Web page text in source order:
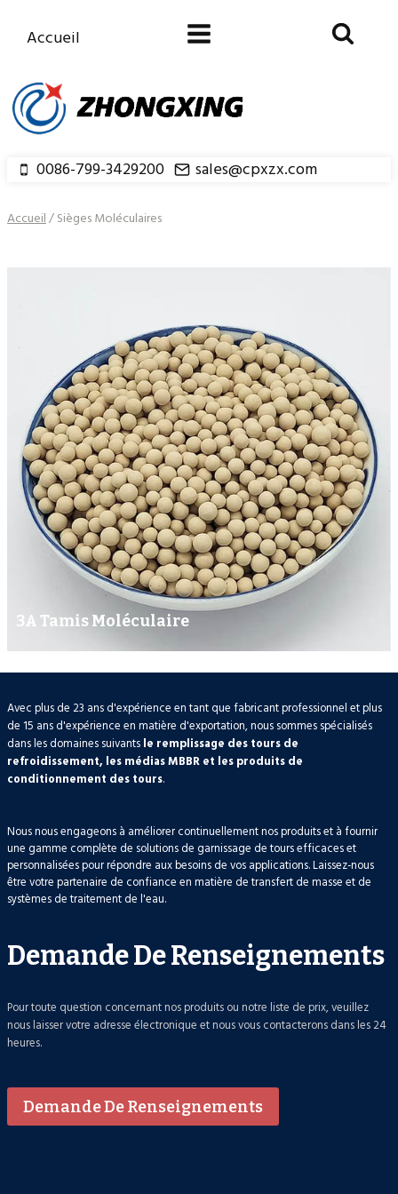
Accueil
0086-799-3429200 sales@cpxzx.com
Accueil/Sièges Moléculaires
3A Tamis Moléculaire
Avec plus de 23 ans d'expérience en tant que fabricant professionnel et plus
de 15 ans d'expérience en matière d'exportation, nous sommes spécialisés
dans les domaines suivants le remplissage des tours de
refroidissement, les médias MBBR et les produits de
conditionnement des tours.
Nous nous engageons à améliorer continuellement nos produits et à fournir
une gamme complète de solutions de garnissage de tours efficaces et
personnalisées pour répondre aux besoins de vos applications. Laissez-nous
être votre partenaire de confiance en matière de transfert de masse et de
systèmes de traitement de l'eau.
Demande De Renseignements
Pour toute question concernant nos produits ou notre liste de prix, veuillez
nous laisser votre adresse électronique et nous vous contacterons dans les 24
heures.
Demande De Renseignements